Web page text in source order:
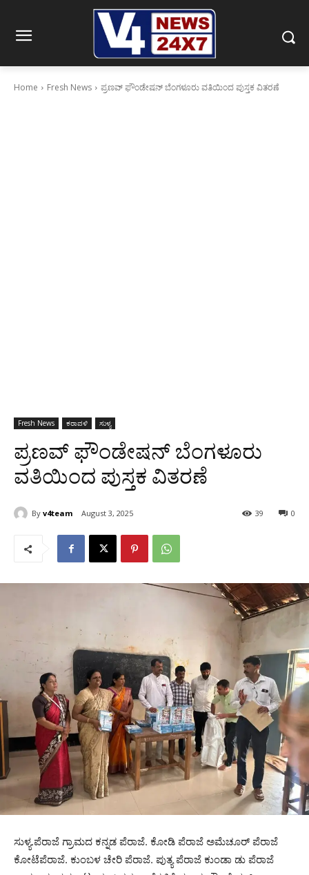
Home Fresh News ಪ್ರಣವ್ ಫೌಂಡೇಷನ್ ಬೆಂಗಳೂರು ವತಿಯಿಂದ ಪುಸ್ತಕ ವಿತರಣೆ
Fresh News ಕರಾವಳಿ ಸುಳ್ಯ
ಪ್ರಣವ್ ಫೌಂಡೇಷನ್ ಬೆಂಗಳೂರು
ವತಿಯಿಂದ ಪುಸ್ತಕ ವಿತರಣೆ
By v4team August 3, 2025 0
39
ಸುಳ್ಯ.ಪೆರಾಜೆ ಗ್ರಾಮದ ಕನ್ನಡ ಪೆರಾಜೆ. ಕೋಡಿ ಪೆರಾಜೆ ಅಮೆಚೂರ್ ಪೆರಾಜೆ
ಕೋಟೆಪೆರಾಜೆ. ಕುಂಬಳ ಚೇರಿ ಪೆರಾಜೆ. ಪುತ್ಯ ಪೆರಾಜೆ ಕುಂಡಾ ಡು ಪೆರಾಜೆ